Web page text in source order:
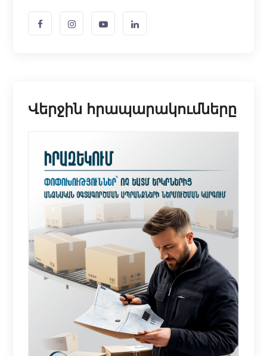
Վերջին հրապարակումները